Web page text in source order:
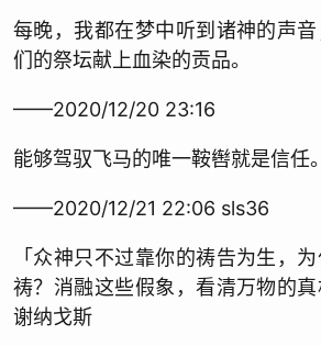
每晚，我都在梦中听到诸神的声
们的祭坛献上血染的贡品。
——2020/12/20 23:16
能够驾驭飞马的唯一鞍辔就是信任。
——2020/12/21 22:06 sls36
「众神只不过靠你的祷告为生，
祷？消融这些假象，看清万物的
谢纳戈斯